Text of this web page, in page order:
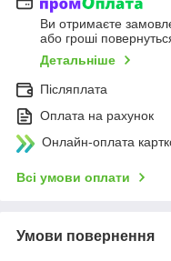
Ви отримаєте
або гроші
Детальніше
Післяплата
Оплата на рахунок
Онлайн-оплата
Всі умови оплати
Умови повернення